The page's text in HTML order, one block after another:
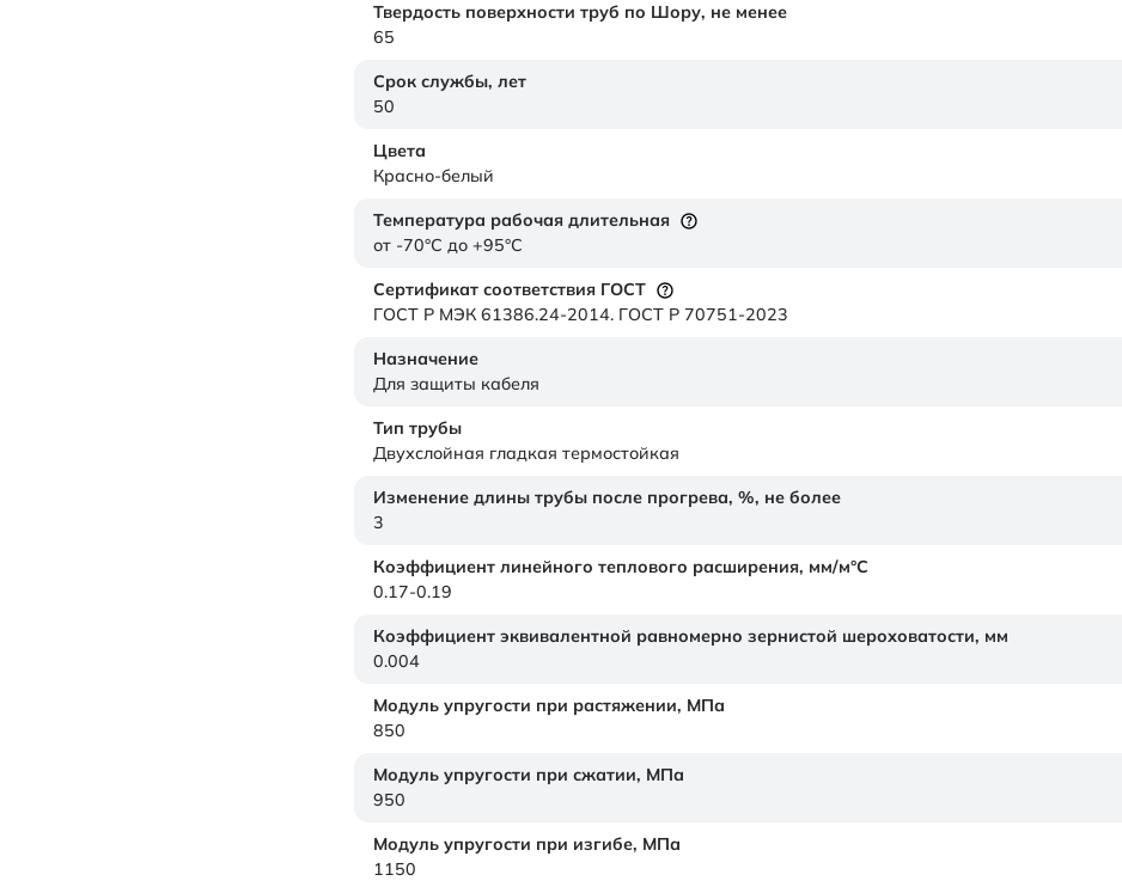
Твердость поверхности труб по Шору, не менее
65
Срок службы, лет
50
Цвета
Красно-белый
Температура рабочая длительная
от -70°C до +95°C
Сертификат соответствия ГОСТ
ГОСТ Р МЭК 61386.24-2014. ГОСТ Р 70751-2023
Назначение
Для защиты кабеля
Тип трубы
Двухслойная гладкая термостойкая
Изменение длины трубы после прогрева, %, не более
3
Коэффициент линейного теплового расширения, мм/м°С
0.17-0.19
Коэффициент эквивалентной равномерно зернистой шероховатости, мм
0.004
Модуль упругости при растяжении, МПа
850
Модуль упругости при сжатии, МПа
950
Модуль упругости при изгибе, МПа
1150